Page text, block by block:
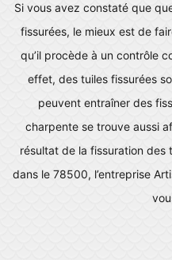
Si vous avez constaté que
fissurées, le mieux est de
qu’il procède à un contrôle
effet, des tuiles fissurées
peuvent entraîner des
charpente se trouve aussi
résultat de la fissuration des
dans le 78500, l’entreprise